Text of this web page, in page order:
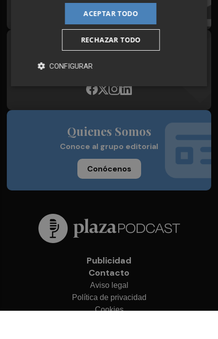
Síguenos en redes
Plaza Podcast, desde cualquier medio
Quienes Somos
Conoce al grupo editorial
Conócenos
Publicidad
Contacto
Aviso legal
Política de privacidad
Cookies
ACEPTAR TODO
RECHAZAR TODO
CONFIGURAR